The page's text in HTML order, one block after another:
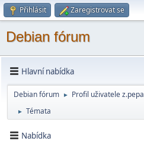
Přihlásit Zaregistrovat se
Debian fórum
Hlavní nabídka
Debian fórum ► Profil uživatele z.pepa
► Témata
Nabídka